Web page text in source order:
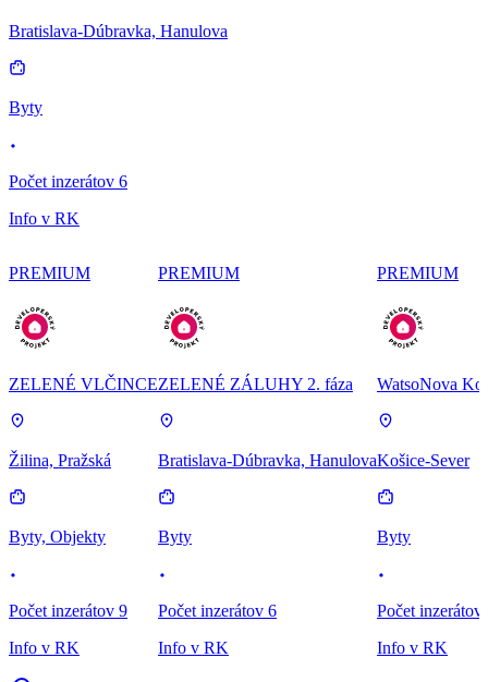
Bratislava-Dúbravka, Hanulova
Byty
Počet inzerátov 6
Info v RK
PREMIUM
ZELENÉ VLČINCE
Žilina, Pražská
Byty, Objekty
Počet inzerátov 9
Info v RK
PREMIUM
ZELENÉ ZÁLUHY 2. fáza
Bratislava-Dúbravka, Hanulova
Byty
Počet inzerátov 6
Info v RK
PREMIUM
WatsoNova
Košice-Sever
Byty
Počet inzerátov
Info v RK